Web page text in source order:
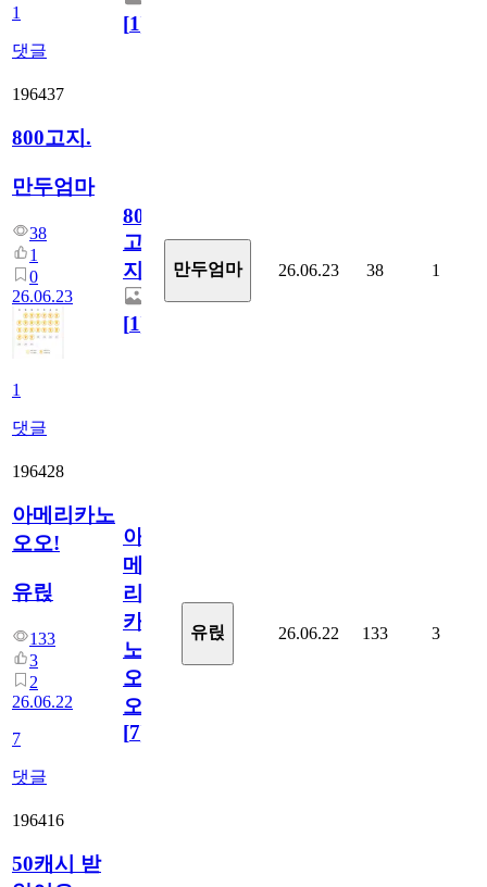
1
댓글
[1]
196437
800고지.
만두엄마
38
1
0
26.06.23
1
댓글
800
고
지.
[1]
만두엄마 26.06.23 38 1
196428
아메리카노
오오!
유릱
133
3
2
26.06.22
7
댓글
아
메
리
카
노
오
오!
[7]
유릱 26.06.22 133 3
196416
50캐시 받